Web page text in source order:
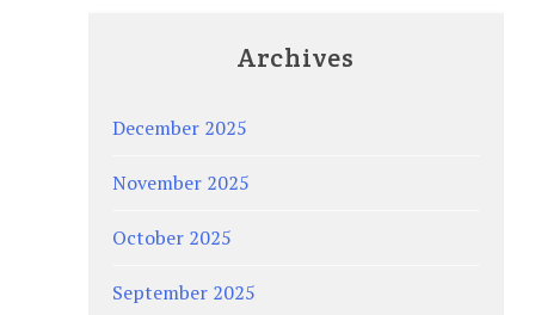
Archives
December 2025
November 2025
October 2025
September 2025